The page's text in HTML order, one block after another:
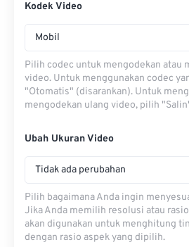
Kodek Video
Mobil
Pilih codec untuk mengodekan atau
video. Untuk menggunakan codec
"Otomatis" (disarankan). Untuk
mengodekan ulang video, pilih
Ubah Ukuran Video
Tidak ada perubahan
Pilih bagaimana Anda ingin
Jika Anda memilih resolusi atau
akan digunakan untuk menghitung
dengan rasio aspek yang dipilih.